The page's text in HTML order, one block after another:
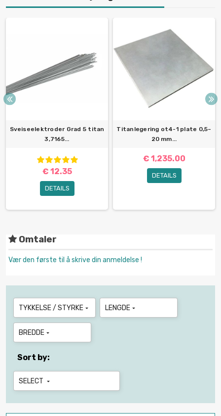
Sveiseelektroder Grad 5 titan
3,7165...
€ 12.35
DETAILS
Titanlegering ot4-1 plate 0,5–
20 mm...
€ 1,235.00
DETAILS
Omtaler
Vær den første til å skrive din anmeldelse !
TYKKELSE / STYRKE  LENGDE 
BREDDE 
Sort by:
SELECT 